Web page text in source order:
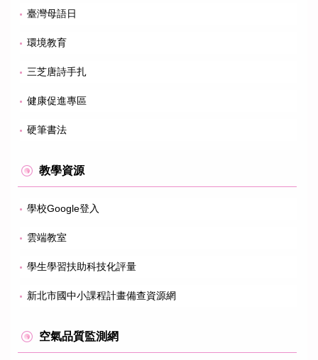
臺灣母語日
環境教育
三芝唐詩手扎
健康促進專區
硬筆書法
教學資源
學校Google登入
雲端教室
學生學習扶助科技化評量
新北市國中小課程計畫備查資源網
空氣品質監測網